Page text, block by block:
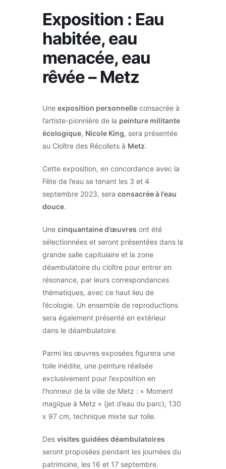
Exposition : Eau
habitée, eau
menacée, eau
rêvée – Metz
Une exposition personnelle consacrée à
l’artiste-pionnière de la peinture militante
écologique, Nicole King, sera présentée
au Cloître des Récollets à Metz.
Cette exposition, en concordance avec la
Fête de l’eau se tenant les 3 et 4
septembre 2023, sera consacrée à l’eau
douce.
Une cinquantaine d’œuvres ont été
sélectionnées et seront présentées dans la
grande salle capitulaire et la zone
déambulatoire du cloître pour entrer en
résonance, par leurs correspondances
thématiques, avec ce haut lieu de
l’écologie. Un ensemble de reproductions
sera également présenté en extérieur
dans le déambulatoire.
Parmi les œuvres exposées figurera une
toile inédite, une peinture réalisée
exclusivement pour l’exposition en
l’honneur de la ville de Metz : « Moment
magique à Metz » (jet d’eau du parc), 130
x 97 cm, technique mixte sur toile.
Des visites guidées déambulatoires
seront proposées pendant les journées du
patrimoine, les 16 et 17 septembre.